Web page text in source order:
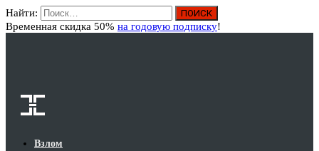
Найти:
Временная скидка 50% на годовую подписку!
Взлом